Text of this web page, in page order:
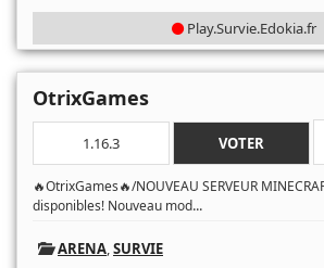
Play.Survie.Edokia.fr
OtrixGames
1.16.3 VOTER
🔥OtrixGames🔥/NOUVEAU SERVEUR
disponibles! Nouveau mod...
ARENA,SURVIE